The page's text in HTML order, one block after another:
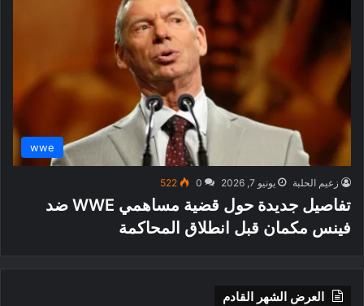
wwe
زعيم الحلبة يونيو 7, 2026 0
522
تفاصيل جديدة حول قضية مساهمي WWE ضد
فينس مكمان قبل انطلاق المحاكمة
العرض الشهر القادم